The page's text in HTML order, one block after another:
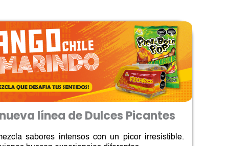
línea de Dulces Picantes
sabores intensos con un picor irresistible.